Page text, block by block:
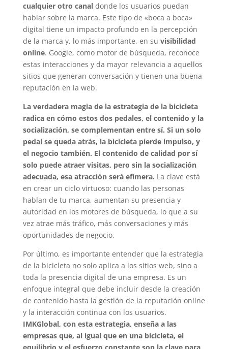
cualquier otro canaldonde los usuarios puedan
hablar sobre la marca. Este tipo de «boca a boca»
digital tiene un impacto profundo en la percepción
de la marca y, lo más importante, en su visibilidad
online. Google, como motor de búsqueda, reconoce
estas interacciones y da mayor relevancia a aquellos
sitios que generan conversación y tienen una buena
reputación en la web.
La verdadera magia de la estrategia de la bicicleta
radica en cómo estos dos pedales, el contenido y la
socialización, se complementan entre sí. Si un solo
pedal se queda atrás, la bicicleta pierde impulso, y
el negocio también. El contenido de calidad por sí
solo puede atraer visitas, pero sin la socialización
adecuada, esa atracción será efímera. La clave está
en crear un ciclo virtuoso: cuando las personas
hablan de tu marca, aumentan su presencia y
autoridad en los motores de búsqueda, lo que a su
vez atrae más tráfico, más conversaciones y más
oportunidades de negocio.
Por último, es importante entender que la estrategia
de la bicicleta no solo aplica a los sitios web, sino a
toda la presencia digital de una empresa. Es un
enfoque integral que debe incluir desde la creación
de contenido hasta la gestión de la reputación online
y la interacción continua con los usuarios.
IMKGlobal, con esta estrategia, enseña a las
empresas que, al igual que en una bicicleta, el